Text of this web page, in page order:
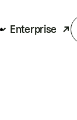
Enterprise